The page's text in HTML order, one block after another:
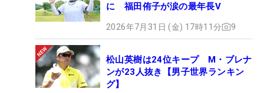
に 福田侑子が涙の最年長V
2026年7月31日 (金) 17時11分 9
松山英樹は24位キープ M・ブレナ
ンが23人抜き【男子世界ランキン
グ】